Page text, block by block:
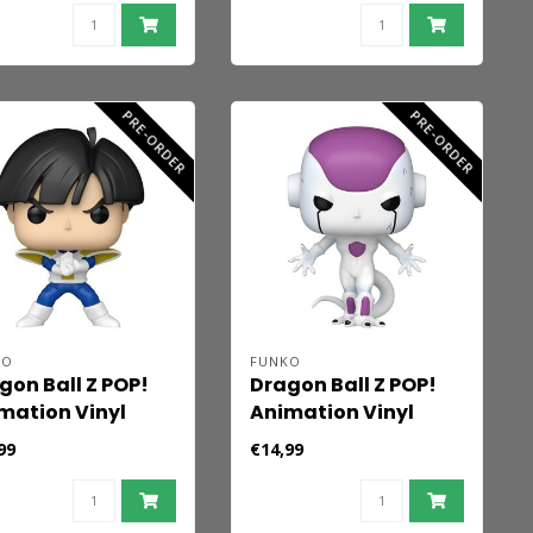
PRE-ORDER
Ball Z POP!
Vinyl
Gohan
9 cm
PRE-ORDER
FUNKO
Dragon Ball Z POP!
Animation Vinyl
Figure Frieza
(Refresh) 9 cm
€14,99